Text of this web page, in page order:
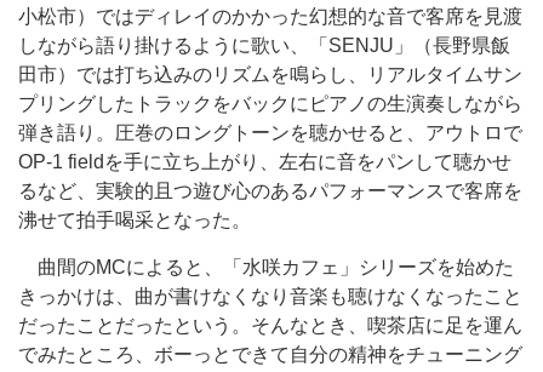
小松市）ではディレイのかかった幻想的な音で客席を見渡
しながら語り掛けるように歌い、「SENJU」（長野県飯
田市）では打ち込みのリズムを鳴らし、リアルタイムサン
プリングしたトラックをバックにピアノの生演奏しながら
弾き語り。圧巻のロングトーンを聴かせると、アウトロで
OP-1 fieldを手に立ち上がり、左右に音をパンして聴かせ
るなど、実験的且つ遊び心のあるパフォーマンスで客席を
沸せて拍手喝采となった。
曲間のMCによると、「水咲カフェ」シリーズを始めた
きっかけは、曲が書けなくなり音楽も聴けなくなったこと
だったことだったという。そんなとき、喫茶店に足を運ん
でみたところ、ボーっとできて自分の精神をチューニング